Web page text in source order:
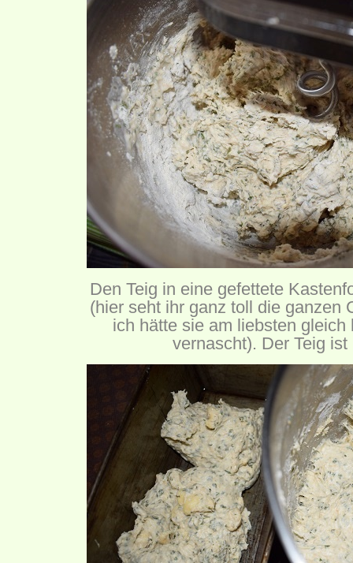
Den Teig in eine gefettete
(hier seht ihr ganz toll die ganzen
ich hätte sie am liebsten gleich
vernascht). Der Teig